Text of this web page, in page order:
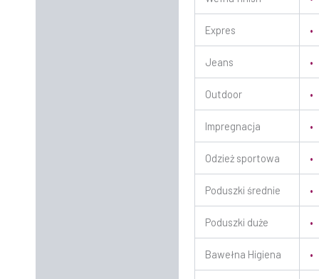
Expres •
Jeans •
Outdoor •
Impregnacja •
Odzież sportowa •
Poduszki średnie •
Poduszki duże •
Bawełna Higiena •